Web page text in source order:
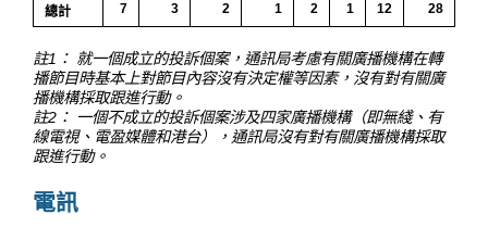
總計 7 3 2 1 2 1 12 28
註1： 就一個成立的投訴個案，通訊局考慮有關廣播機構在轉
播節目時基本上對節目內容沒有決定權等因素，沒有對有關廣
播機構採取跟進行動。
註2： 一個不成立的投訴個案涉及四家廣播機構（即無綫、有
線電視、電盈媒體和港台），通訊局沒有對有關廣播機構採取
跟進行動。
電訊